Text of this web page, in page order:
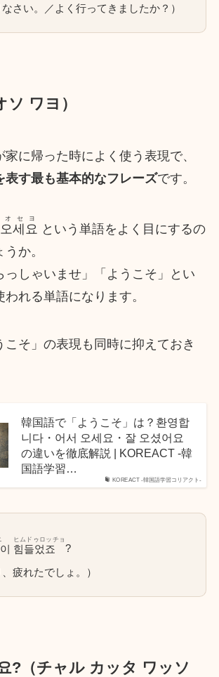
なさい。／よく行ってきましたか？）
ソ ワヨ）
に帰った時によく使う表現で、
表す最も基本的なフレーズです。
세요
セヨ
という単語をよく目にするの
か。
っしゃいませ」「ようこそ」とい
れる単語になります。
こそ」の表現も同時に抑えておき
KOREACT -韓国語学習コリアクト-
韓国語で「ようこそ」は？환영합
니다・어서 오세요・잘 오셨어요
の違いを徹底解説 | KOREACT -韓
国語学習…
힘들었죠
ヒムドゥロッチョ
?
、疲れたでしょ。）
?（チャル カッタ ワッソ